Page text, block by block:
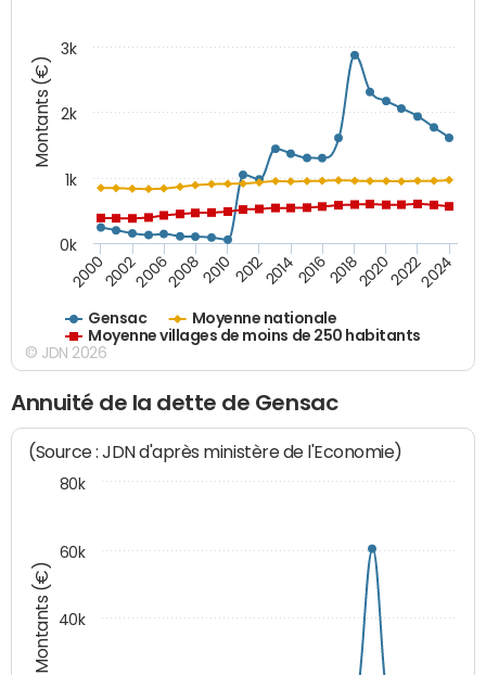
Montants (€)
Gensac
Moyenne nationale
Moyenne villages de moins de 250 habitants
20002002200620082010 2012201420162018202020222024
0k
1k
2k
3k
© JDN 2026
Annuité de la dette de Gensac
Montants (€)
(Source : JDN d'après ministère de l'Economie)
40k
60k
80k